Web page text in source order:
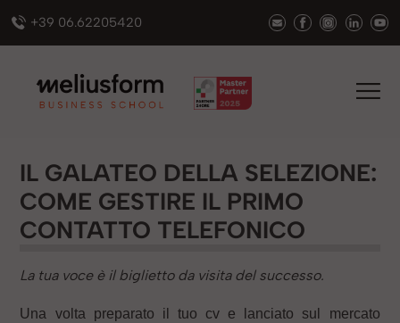
+39 06.62205420
IL GALATEO DELLA SELEZIONE:
COME GESTIRE IL PRIMO
CONTATTO TELEFONICO
La tua voce è il biglietto da visita del successo.
Una volta preparato il tuo cv e lanciato sul mercato